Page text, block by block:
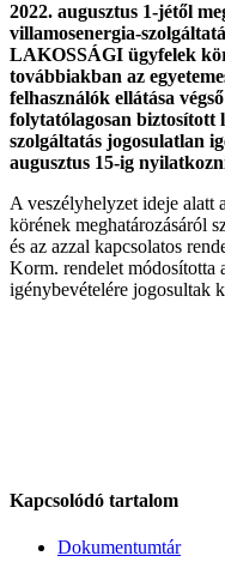
2022. augusztus 1-jétől
villamosenergia-
LAKOSSÁGI ügyfelek
továbbiakban az
felhasználók ellátása
folytatólagosan biztosított
szolgáltatás jogosulatlan
augusztus 15-ig
A veszélyhelyzet ideje alatt
körének meghatározásáról
és az azzal kapcsolatos
Korm. rendelet módosította
igénybevételére jogosultak
Kapcsolódó tartalom
Dokumentumtár